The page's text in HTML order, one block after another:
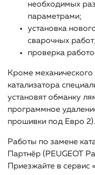
необходимых
параметрами;
установка
сварочных работ;
проверка
Кроме механического
катализатора
установят обманку
программное
прошивки под Евро 2).
Работы по замене
Партнёр (PEUGEOT
Приезжайте в сервис